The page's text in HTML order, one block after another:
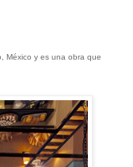
México y es una obra que